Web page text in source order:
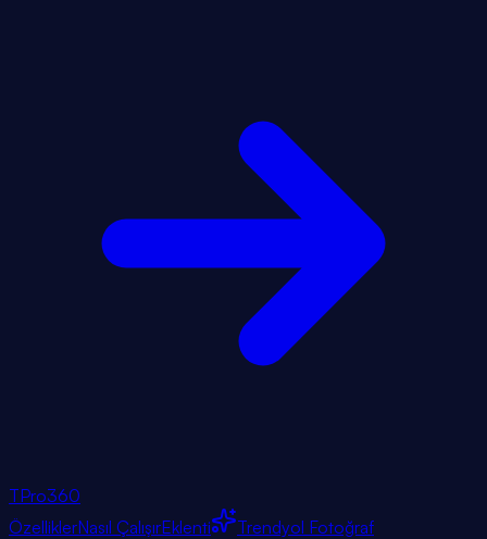
TPro360
ÖzelliklerNasıl ÇalışırEklenti
Trendyol Fotoğraf